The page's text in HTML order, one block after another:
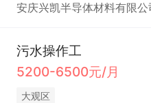
安庆兴凯半导体材料有限公
污水操作工
5200-6500元/月
大观区